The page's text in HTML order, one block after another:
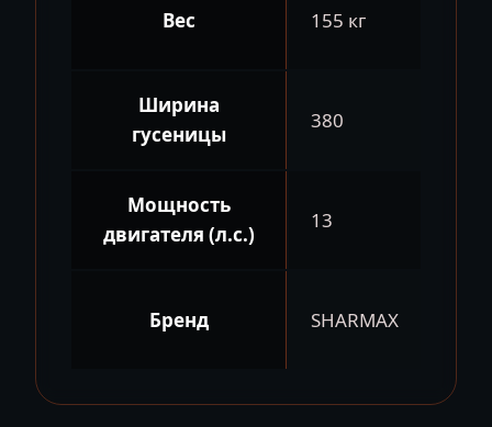
Вес 155 кг
Ширина
гусеницы
380
Мощность
двигателя (л.с.)
13
Бренд SHARMAX